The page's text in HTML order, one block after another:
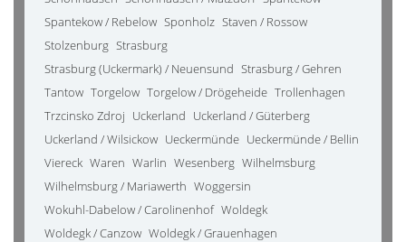
Spantekow / Rebelow Sponholz Staven / Rossow
Stolzenburg Strasburg
Strasburg (Uckermark) / Neuensund Strasburg / Gehren
Tantow Torgelow Torgelow / Drögeheide Trollenhagen
Trzcinsko Zdroj Uckerland Uckerland / Güterberg
Uckerland / Wilsickow Ueckermünde Ueckermünde / Bellin
Viereck Waren Warlin Wesenberg Wilhelmsburg
Wilhelmsburg / Mariawerth Woggersin
Wokuhl-Dabelow / Carolinenhof Woldegk
Woldegk / Canzow Woldegk / Grauenhagen